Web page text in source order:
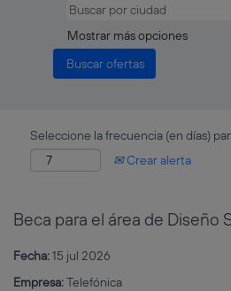
Mostrar más opciones
Seleccione la frecuencia (en días)
Crear alerta
Beca para el área de Diseño
Fecha:15 jul 2026
Empresa:Telefónica